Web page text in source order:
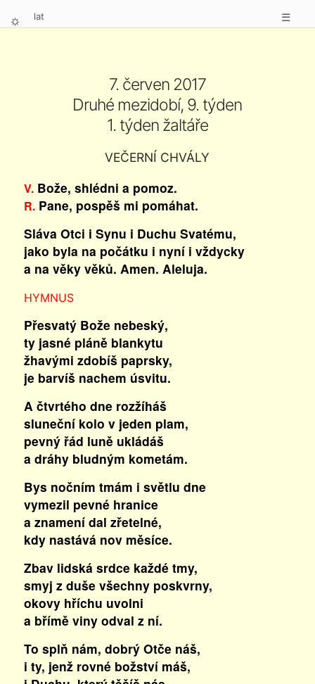
⛭ lat ☰
7. červen 2017
Druhé mezidobí, 9. týden
1. týden žaltáře
VEČERNÍ CHVÁLY
V.Bože, shlédni a pomoz.
R.Pane, pospěš mi pomáhat.
Sláva Otci i Synu i Duchu Svatému,
jako byla na počátku i nyní i vždycky
a na věky věků. Amen. Aleluja.
HYMNUS
Přesvatý Bože nebeský,
ty jasné pláně blankytu
žhavými zdobíš paprsky,
je barvíš nachem úsvitu.
A čtvrtého dne rozžíháš
sluneční kolo v jeden plam,
pevný řád luně ukládáš
a dráhy bludným kometám.
Bys nočním tmám i světlu dne
vymezil pevné hranice
a znamení dal zřetelné,
kdy nastává nov měsíce.
Zbav lidská srdce každé tmy,
smyj z duše všechny poskvrny,
okovy hříchu uvolni
a břímě viny odval z ní.
To splň nám, dobrý Otče náš,
i ty, jenž rovné božství máš,